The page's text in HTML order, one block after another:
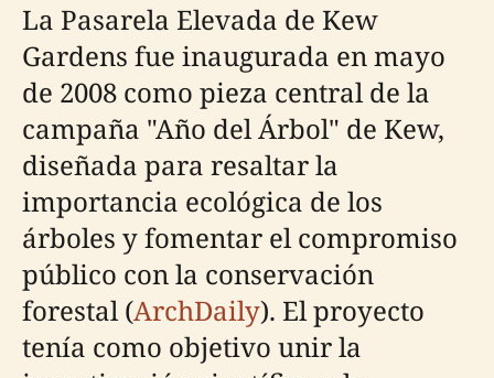
La Pasarela Elevada de Kew
Gardens fue inaugurada en mayo
de 2008 como pieza central de la
campaña "Año del Árbol" de Kew,
diseñada para resaltar la
importancia ecológica de los
árboles y fomentar el compromiso
público con la conservación
forestal (ArchDaily). El proyecto
tenía como objetivo unir la